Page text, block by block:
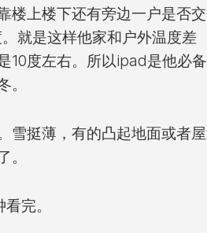
楼上楼下还有旁边一户是否交
就是这样他家和户外温度差
10度左右。所以ipad是他必备
。
雪挺薄，有的凸起地面或者屋
。
完。